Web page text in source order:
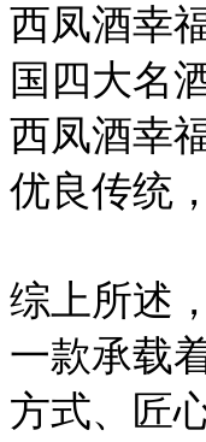
西凤酒幸
国四大名
西凤酒幸
优良传统
综上所述
一款承载
方式、匠